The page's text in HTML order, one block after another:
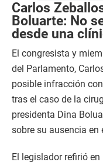
Carlos
Boluarte: No
desde una
El congresista y
del Parlamento,
posible infracción
tras el caso de la
presidenta Dina
sobre su ausencia en
El legislador refirió en